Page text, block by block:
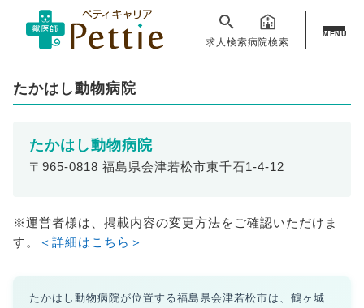
求人検索病院検索
MENU
たかはし動物病院
たかはし動物病院
〒965-0818 福島県会津若松市東千石1-4-12
※運営者様は、掲載内容の変更方法をご確認いただけま
す。
＜詳細はこちら＞
たかはし動物病院が位置する福島県会津若松市は、鶴ヶ城